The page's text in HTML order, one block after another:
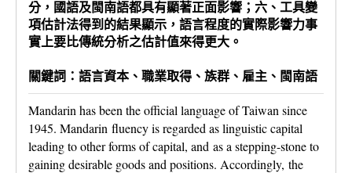
分，國語及閩南語都具有顯著正面影響；六、工具變
項估計法得到的結果顯示，語言程度的實際影響力事
實上要比傳統分析之估計值來得更大。
關鍵詞：語言資本、職業取得、族群、雇主、閩南語
Mandarin has been the official language of Taiwan since
1945. Mandarin fluency is regarded as linguistic capital
leading to other forms of capital, and as a stepping-stone to
gaining desirable goods and positions. Accordingly, the